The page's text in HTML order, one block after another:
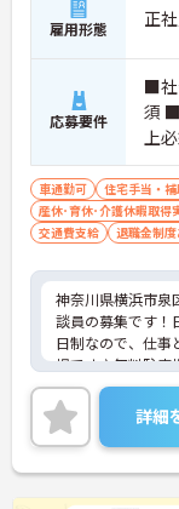
雇用形態 正
応募要件
■社
須
上
入
車通勤可 住宅手当・
産休･育休･介護休暇取得
交通費支給
退職金制度
神奈川県横浜市泉
談員の募集です！
日制なので、仕事
場です♪無料駐車
もうれしいポイ
ントをお伝えしま
い。
詳細